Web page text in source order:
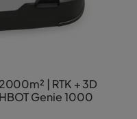
| RTK + 3D
Genie 1000